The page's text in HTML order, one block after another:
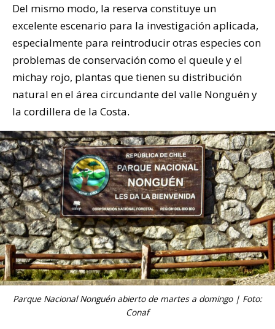
Del mismo modo, la reserva constituye un
excelente escenario para la investigación aplicada,
especialmente para reintroducir otras especies con
problemas de conservación como el queule y el
michay rojo, plantas que tienen su distribución
natural en el área circundante del valle Nonguén y
la cordillera de la Costa.
Parque Nacional Nonguén abierto de martes a domingo | Foto:
Conaf